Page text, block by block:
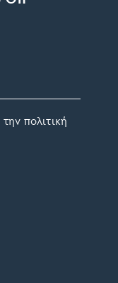
πολιτική